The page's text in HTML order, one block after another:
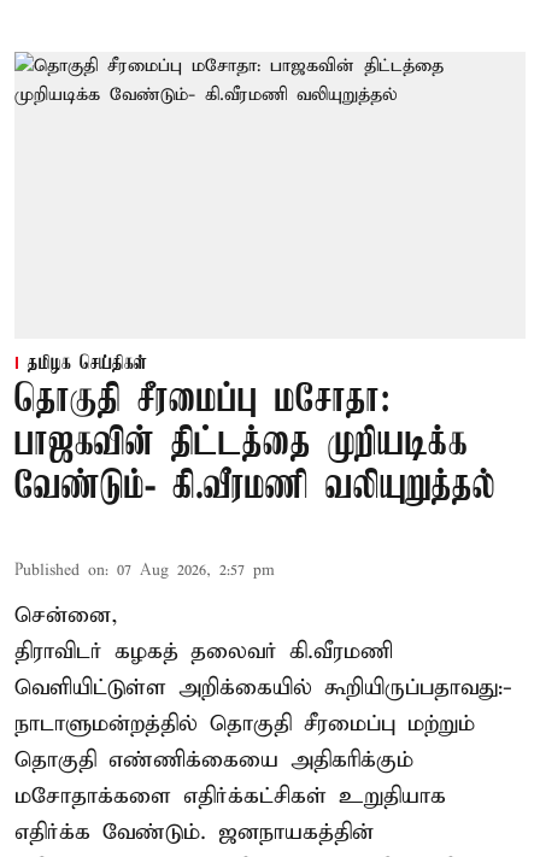
தமிழக செய்திகள்
தொகுதி சீரமைப்பு மசோதா:
பாஜகவின் திட்டத்தை முறியடிக்க
வேண்டும்- கி.வீரமணி வலியுறுத்தல்
Published on: 07 Aug 2026, 2:57 pm
சென்னை,
திராவிடர் கழகத் தலைவர் கி.வீரமணி
வெளியிட்டுள்ள அறிக்கையில் கூறியிருப்பதாவது:-
நாடாளுமன்றத்தில் தொகுதி சீரமைப்பு மற்றும்
தொகுதி எண்ணிக்கையை அதிகரிக்கும்
மசோதாக்களை எதிர்க்கட்சிகள் உறுதியாக
எதிர்க்க வேண்டும். ஜனநாயகத்தின்